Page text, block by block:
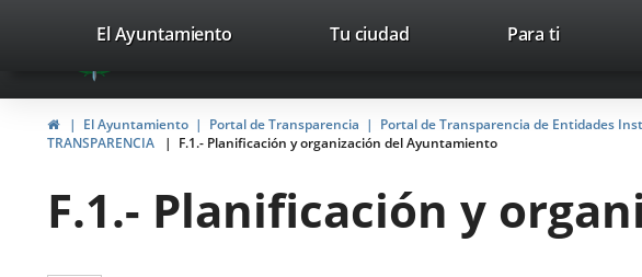
Portal
Web
del
Ayuntamiento
Valladolid
avaTop
valladolid.es
El Ayuntamiento Tu ciudad Para ti
InicioEl Ayuntamiento Portal de Transparencia Portal de Transparencia de Entidades
TRANSPARENCIA
F.1.- Planificación y organización del Ayuntamiento
F.1.- Planificación y